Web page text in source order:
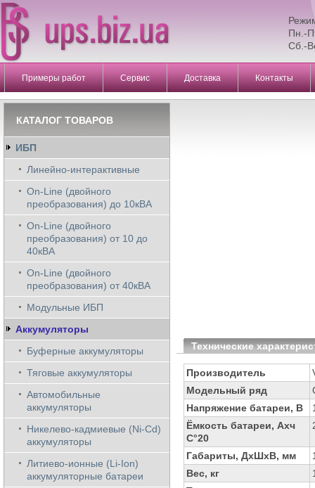
Пн.-
Сб.-
Примеры работ Сервис Доставка Контакты
Технические
Производитель
Модельный ряд
Напряжение батареи, В
Ёмкость батареи, Ахч
С°20
Габариты, ДхШхВ, мм
Вес, кг
КАТАЛОГ ТОВАРОВ
ИБП
Линейно-интерактивные
On-Line (двойного
преобразования) до 10кВА
On-Line (двойного
преобразования) от 10 до
40кВА
On-Line (двойного
преобразования) от 40кВА
Модульные ИБП
Аккумуляторы
Буферные аккумуляторы
Тяговые аккумуляторы
Автомобильные
аккумуляторы
Никелево-кадмиевые (Ni-Cd)
аккумуляторы
Литиево-ионные (Li-Ion)
аккумуляторные батареи